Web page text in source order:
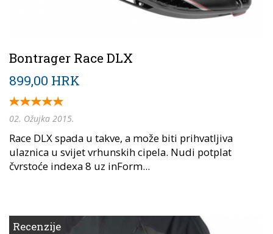
Bontrager Race DLX
899,00 HRK
02. Ožujka 2015.
Race DLX spada u takve, a može biti prihvatljiva
ulaznica u svijet vrhunskih cipela. Nudi potplat
čvrstoće indexa 8 uz inForm...
Recenzije